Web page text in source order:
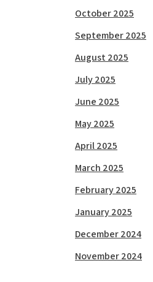
October 2025
September 2025
August 2025
July 2025
June 2025
May 2025
April 2025
March 2025
February 2025
January 2025
December 2024
November 2024